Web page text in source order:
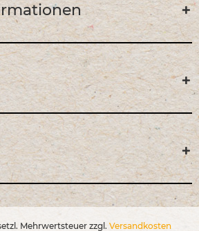
Mehrwertsteuer zzgl. Versandkosten